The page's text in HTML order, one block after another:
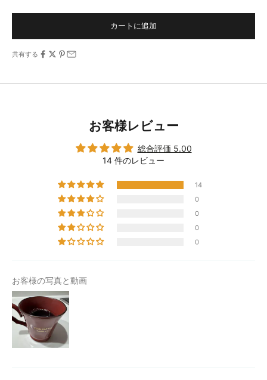
カートに追加
共有する
お客様レビュー
総合評価 5.00
14 件のレビュー
14
0
0
0
0
お客様の写真と動画